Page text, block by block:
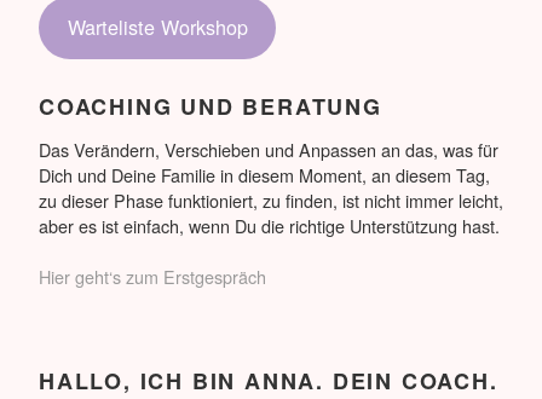
Warteliste Workshop
COACHING UND BERATUNG
Das Verändern, Verschieben und Anpassen an das, was für
Dich und Deine Familie in diesem Moment, an diesem Tag,
zu dieser Phase funktioniert, zu finden, ist nicht immer leicht,
aber es ist einfach, wenn Du die richtige Unterstützung hast.
Hier geht‘s zum Erstgespräch
HALLO, ICH BIN ANNA. DEIN COACH.